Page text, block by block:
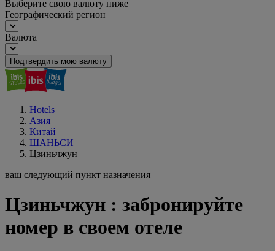
Выберите свою валюту ниже
Географический регион
Валюта
Подтвердить мою валюту
Hotels
Азия
Китай
ШАНЬСИ
Цзиньчжун
ваш следующий пункт назначения
Цзиньчжун : забронируйте
номер в своем отеле